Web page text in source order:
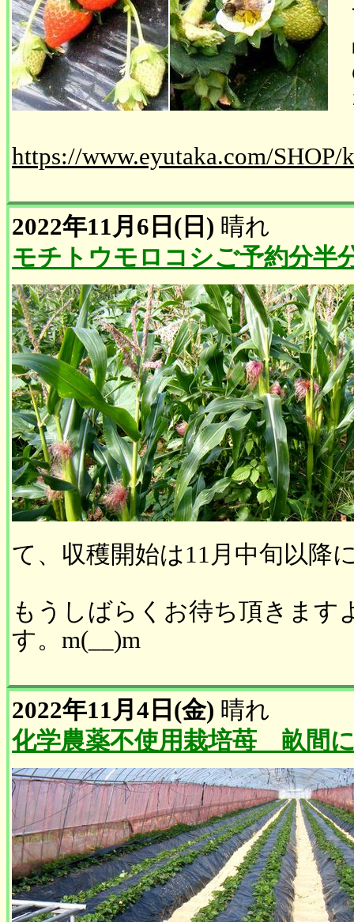
https://www.eyutaka.com/SHOP/
2022年11月6日(日) 晴れ
モチトウモロコシご予約分半
て、収穫開始は11月中旬以降
もうしばらくお待ち頂きます
す。m(__)m
2022年11月4日(金) 晴れ
化学農薬不使用栽培苺 畝間